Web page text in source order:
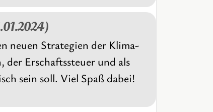
neuen Strategien der Klima-
der Erschaftssteuer und als
sein soll. Viel Spaß dabei!